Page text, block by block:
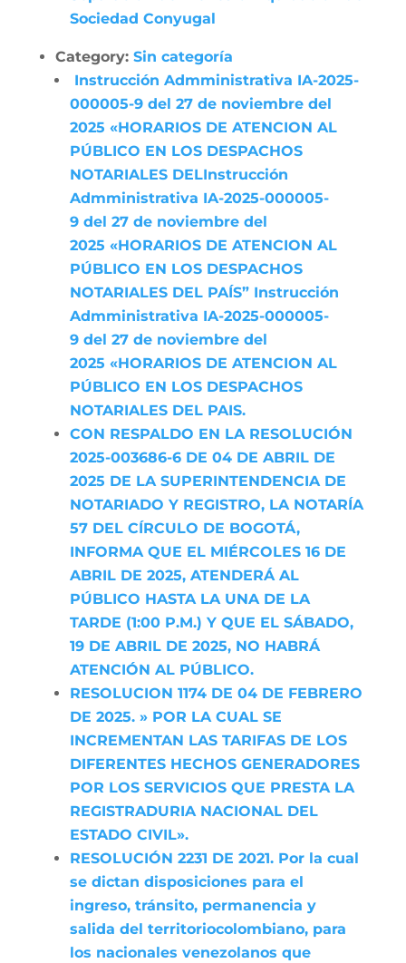
Sociedad Conyugal
Category: Sin categoría
Instrucción Admministrativa IA-2025-
000005-9 del 27 de noviembre del
2025 «HORARIOS DE ATENCION AL
PÚBLICO EN LOS DESPACHOS
NOTARIALES DELInstrucción
Admministrativa IA-2025-000005-
9 del 27 de noviembre del
2025 «HORARIOS DE ATENCION AL
PÚBLICO EN LOS DESPACHOS
NOTARIALES DEL PAÍS” Instrucción
Admministrativa IA-2025-000005-
9 del 27 de noviembre del
2025 «HORARIOS DE ATENCION AL
PÚBLICO EN LOS DESPACHOS
NOTARIALES DEL PAIS.
CON RESPALDO EN LA RESOLUCIÓN
2025-003686-6 DE 04 DE ABRIL DE
2025 DE LA SUPERINTENDENCIA DE
NOTARIADO Y REGISTRO, LA NOTARÍA
57 DEL CÍRCULO DE BOGOTÁ,
INFORMA QUE EL MIÉRCOLES 16 DE
ABRIL DE 2025, ATENDERÁ AL
PÚBLICO HASTA LA UNA DE LA
TARDE (1:00 P.M.) Y QUE EL SÁBADO,
19 DE ABRIL DE 2025, NO HABRÁ
ATENCIÓN AL PÚBLICO.
RESOLUCION 1174 DE 04 DE FEBRERO
DE 2025. » POR LA CUAL SE
INCREMENTAN LAS TARIFAS DE LOS
DIFERENTES HECHOS GENERADORES
POR LOS SERVICIOS QUE PRESTA LA
REGISTRADURIA NACIONAL DEL
ESTADO CIVIL».
RESOLUCIÓN 2231 DE 2021. Por la cual
se dictan disposiciones para el
ingreso, tránsito, permanencia y
salida del territoriocolombiano, para
los nacionales venezolanos que